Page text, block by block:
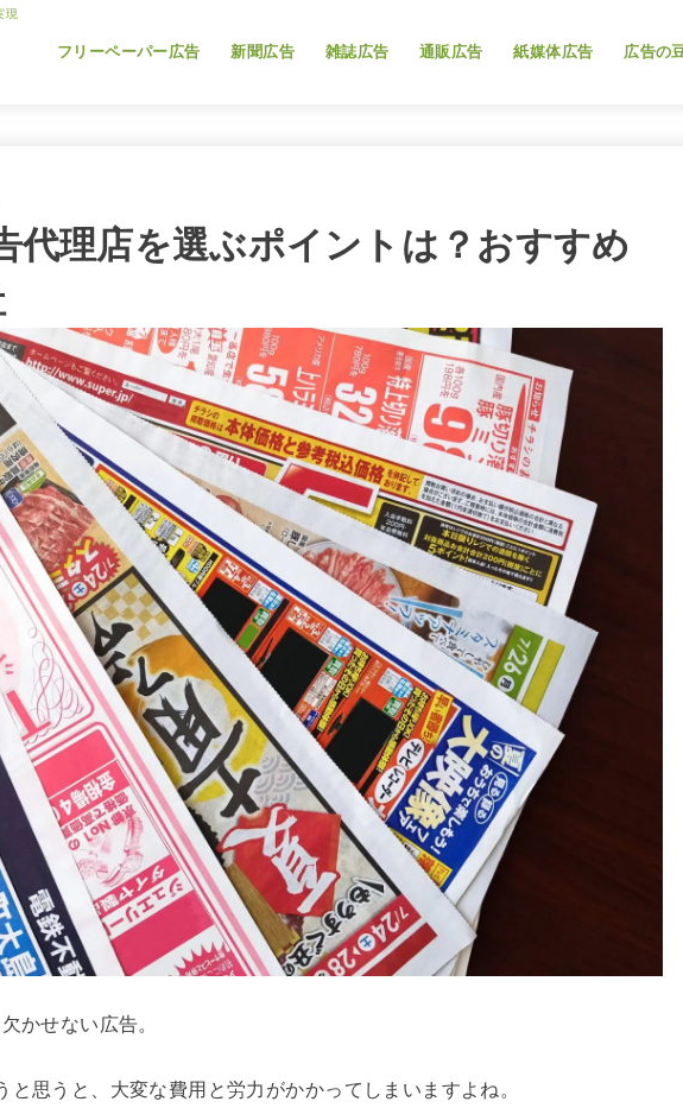
現
フリーペーパー広告 新聞広告 雑誌広告 通販広告 紙媒体広告 広告の
代理店を選ぶポイントは？おすすめ
かせない広告。
と思うと、大変な費用と労力がかかってしまいますよね。